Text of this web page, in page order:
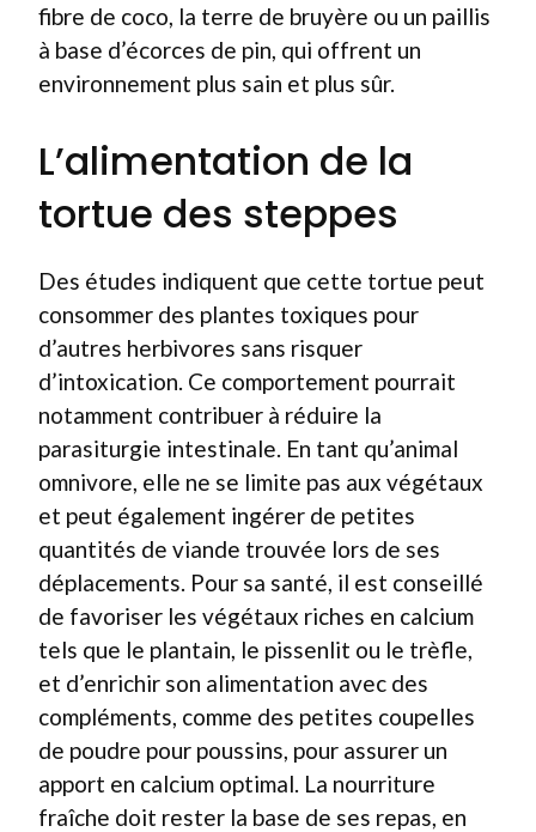
fibre de coco, la terre de bruyère ou un paillis
à base d’écorces de pin, qui offrent un
environnement plus sain et plus sûr.
L’alimentation de la
tortue des steppes
Des études indiquent que cette tortue peut
consommer des plantes toxiques pour
d’autres herbivores sans risquer
d’intoxication. Ce comportement pourrait
notamment contribuer à réduire la
parasiturgie intestinale. En tant qu’animal
omnivore, elle ne se limite pas aux végétaux
et peut également ingérer de petites
quantités de viande trouvée lors de ses
déplacements. Pour sa santé, il est conseillé
de favoriser les végétaux riches en calcium
tels que le plantain, le pissenlit ou le trèfle,
et d’enrichir son alimentation avec des
compléments, comme des petites coupelles
de poudre pour poussins, pour assurer un
apport en calcium optimal. La nourriture
fraîche doit rester la base de ses repas, en